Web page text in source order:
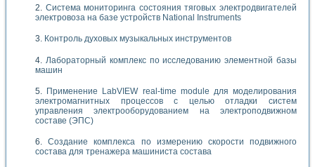
Система мониторинга состояния тяговых электродвигателей
электровоза на базе устройств National Instruments
Контроль духовых музыкальных инструментов
Лабораторный комплекс по исследованию элементной базы
машин
Применение LabVIEW real-time module для моделирования
электромагнитных процессов с целью отладки систем
управления электрооборудованием на электроподвижном
составе (ЭПС)
Создание комплекса по измерению скорости подвижного
состава для тренажера машиниста состава